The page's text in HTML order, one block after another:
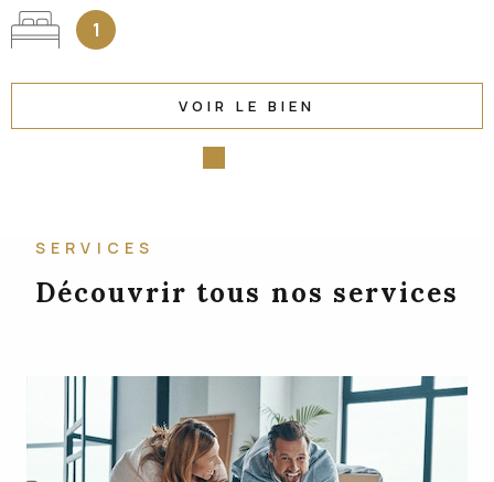
1
VOIR LE BIEN
SERVICES
Découvrir tous nos services